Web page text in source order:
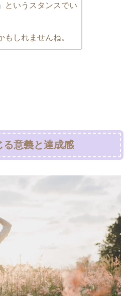
というスタンスでい
しれませんね。
る意義と達成感